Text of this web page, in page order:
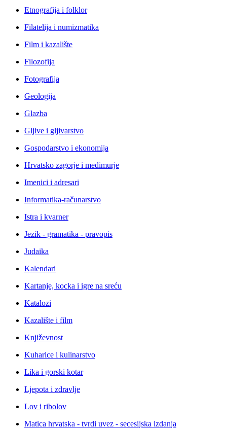
Etnografija i folklor
Filatelija i numizmatika
Film i kazalište
Filozofija
Fotografija
Geologija
Glazba
Gljive i gljivarstvo
Gospodarstvo i ekonomija
Hrvatsko zagorje i međimurje
Imenici i adresari
Informatika-računarstvo
Istra i kvarner
Jezik - gramatika - pravopis
Judaika
Kalendari
Kartanje, kocka i igre na sreću
Katalozi
Kazalište i film
Književnost
Kuharice i kulinarstvo
Lika i gorski kotar
Ljepota i zdravlje
Lov i ribolov
Matica hrvatska - tvrdi uvez - secesijska izdanja